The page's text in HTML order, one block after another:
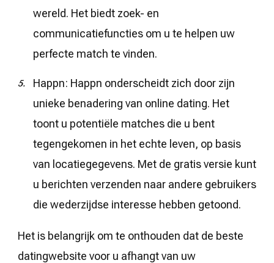
wereld. Het biedt zoek- en
communicatiefuncties om u te helpen uw
perfecte match te vinden.
Happn: Happn onderscheidt zich door zijn
unieke benadering van online dating. Het
toont u potentiële matches die u bent
tegengekomen in het echte leven, op basis
van locatiegegevens. Met de gratis versie kunt
u berichten verzenden naar andere gebruikers
die wederzijdse interesse hebben getoond.
Het is belangrijk om te onthouden dat de beste
datingwebsite voor u afhangt van uw